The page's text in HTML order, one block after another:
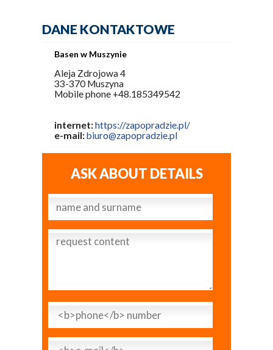
DANE KONTAKTOWE
Basen w Muszynie
Aleja Zdrojowa 4
33-370 Muszyna
Mobile phone +48.185349542
internet:https://zapopradzie.pl/
e-mail:biuro@zapopradzie.pl
ASK ABOUT DETAILS